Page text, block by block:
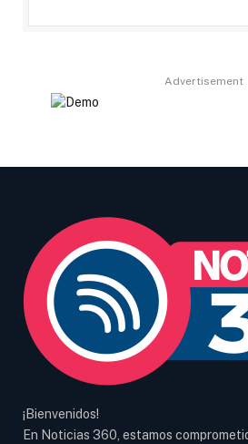
Advertisement
¡Bienvenidos!
En Noticias 360, estamos